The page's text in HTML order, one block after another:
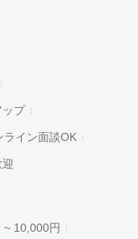
ップ
ライン面談OK
~ 10,000円